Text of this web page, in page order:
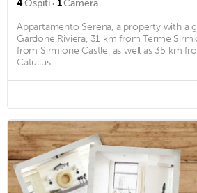
4Ospiti · 1Camera
Appartamento Serena, a property with a
Gardone Riviera, 31 km from Terme
from Sirmione Castle, as well as 35 km
Catullus. ...